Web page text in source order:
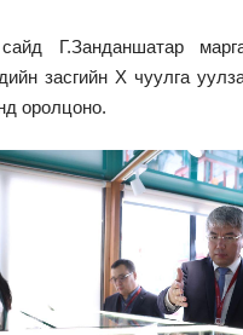
Г.Занданшатар
засгийн X чуулга
оролцоно.